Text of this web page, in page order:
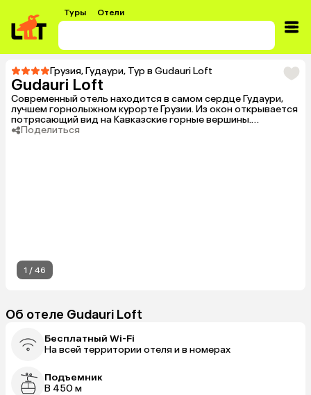
Туры Отели
Грузия,Гудаури, Тур в Gudauri Loft
Gudauri Loft
Современный отель находится в самом сердце Гудаури,
лучшем горнолыжном курорте Грузии. Из окон открывается
потрясающий вид на Кавказские горные вершины.
Комфортабельные номера, уютная атмосфера и
Поделиться
1 / 46
Об отеле Gudauri Loft
Бесплатный Wi-Fi
На всей территории отеля и в номерах
Подъемник
В 450 м